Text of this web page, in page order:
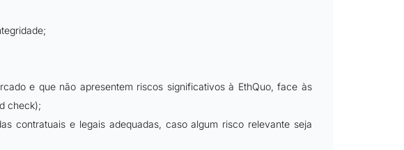
e que não apresentem riscos significativos à EthQuo, face às
check);
contratuais e legais adequadas, caso algum risco relevante seja